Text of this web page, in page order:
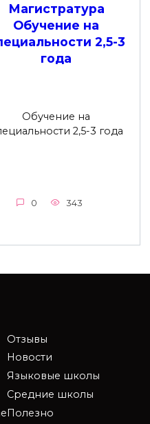
Магистратура
Обучение на
2,5-3
года
Обучение на
2,5-3 года
0 343
Отзывы
Новости
Языковые школы
Средние школы
Полезно